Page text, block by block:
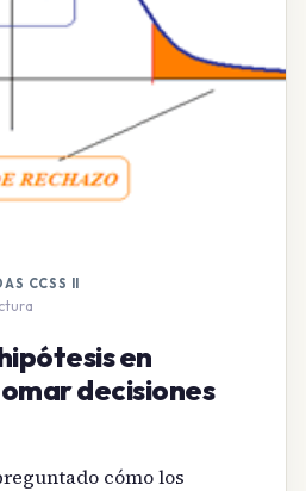
CCSS II
en
decisiones
cómo los